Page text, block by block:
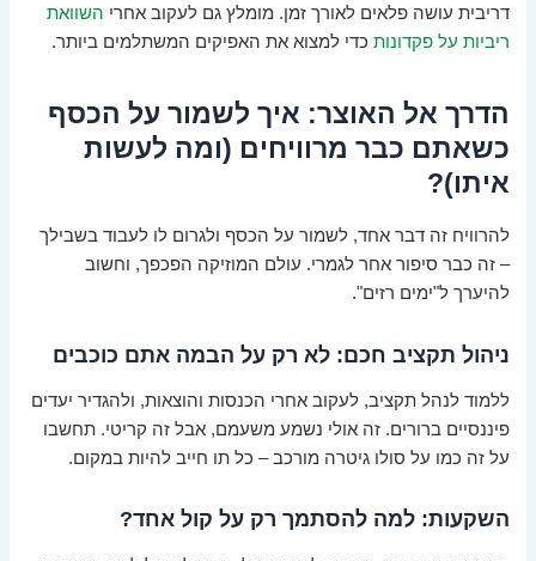
דריבית עושה פלאים לאורך זמן. מומלץ גם לעקוב אחרי השוואת
ריביות על פקדונות כדי למצוא את האפיקים המשתלמים ביותר.
הדרך אל האוצר: איך לשמור על הכסף
כשאתם כבר מרוויחים (ומה לעשות
איתו)?
להרוויח זה דבר אחד, לשמור על הכסף ולגרום לו לעבוד בשבילך
– זה כבר סיפור אחר לגמרי. עולם המוזיקה הפכפך, וחשוב
להיערך ל"ימים רזים".
ניהול תקציב חכם: לא רק על הבמה אתם כוכבים
ללמוד לנהל תקציב, לעקוב אחרי הכנסות והוצאות, ולהגדיר יעדים
פיננסיים ברורים. זה אולי נשמע משעמם, אבל זה קריטי. תחשבו
על זה כמו על סולו גיטרה מורכב – כל תו חייב להיות במקום.
השקעות: למה להסתמך רק על קול אחד?